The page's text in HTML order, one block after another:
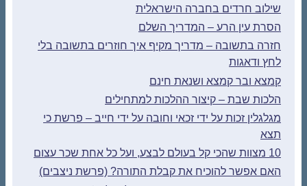
שילוב חרדים בחברה הישראלית
הסרת עין הרע – המדריך השלם
חזרה בתשובה – מדריך מקיף איך חוזרים בתשובה בלי
לחץ ודאגות
קמצא ובר קמצא ושנאת חינם
הלכות שבת – קיצור ההלכות למתחילים
מגלגלין זכות על ידי זכאי וחובה על ידי חייב – פרשת כי
תצא
10 מצוות שהכי קל בעולם לבצע, ועל כל אחת שכר עצום
האם אפשר להוכיח את קבלת התורה? (פרשת ניצבים)